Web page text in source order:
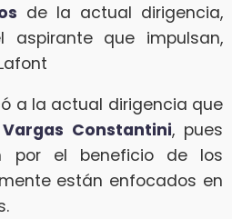
de la actual dirigencia,
que impulsan,
a la actual dirigencia que
Constantini, pues
por el beneficio de los
están enfocados en